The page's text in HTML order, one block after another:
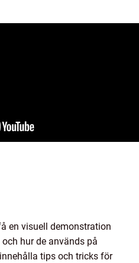
en visuell demonstration
hur de används på
tips och tricks för